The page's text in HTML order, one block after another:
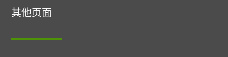
其他页面